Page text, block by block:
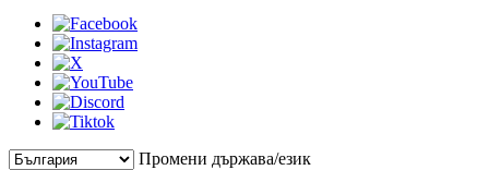
Промени държава/език